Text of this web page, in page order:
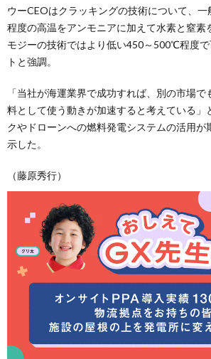
ウーCEOはクラッキングの技術について、
程度の高温をアンモニアに加えて水素と窒素
モジーの技術ではより低い450～500℃程度
トと強調。
「当社が海運業界で成功すれば、別の市場
料として使う動きが加速すると考えている」
クやドローンへの燃料発電システムの活用が
示した。
（藤原秀行）